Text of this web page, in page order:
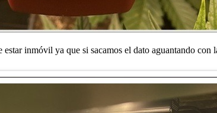
inmóvil ya que si sacamos el dato aguantando con